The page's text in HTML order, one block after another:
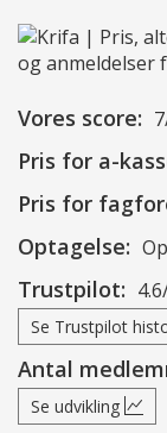
Vores score:
Pris for a-
Pris for
Optagelse:
Trustpilot:
Se Trustpilot
Antal
Se udvikling